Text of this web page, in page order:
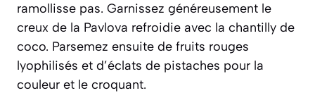
ramollisse pas. Garnissez généreusement le
creux de la Pavlova refroidie avec la chantilly de
coco. Parsemez ensuite de fruits rouges
lyophilisés et d’éclats de pistaches pour la
couleur et le croquant.